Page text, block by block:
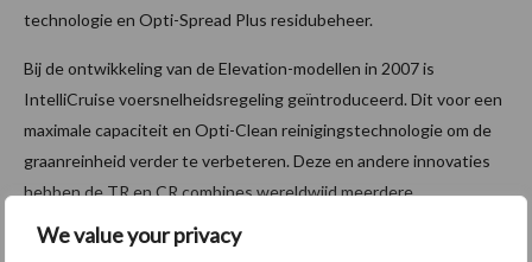
We value your privacy
technologie en Opti-Spread Plus residubeheer.
Bij de ontwikkeling van de Elevation-modellen in 2007 is
IntelliCruise voersnelheidsregeling geïntroduceerd. Dit voor een
maximale capaciteit en Opti-Clean reinigingstechnologie om de
graanreinheid verder te verbeteren. Deze en andere innovaties
hebben de TR en CR combines wereldwijd meerdere
industrieprijzen opgeleverd.